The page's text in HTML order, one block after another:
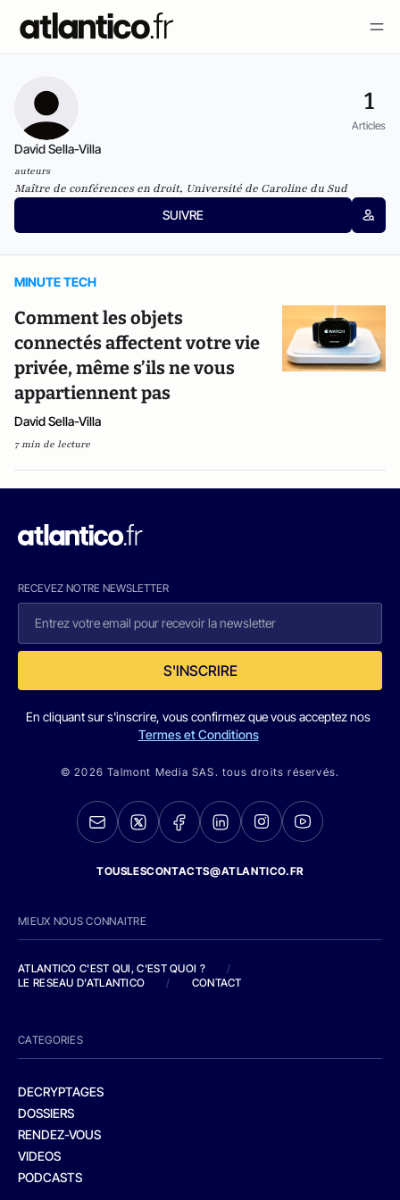
1
Articles
David Sella-Villa
auteurs
Maître de conférences en droit, Université de Caroline du Sud
SUIVRE
MINUTE TECH
Comment les objets
connectés affectent votre vie
privée, même s’ils ne vous
appartiennent pas
David Sella-Villa
7 min de lecture
RECEVEZ NOTRE NEWSLETTER
S'INSCRIRE
En cliquant sur s'inscrire, vous confirmez que vous acceptez nos
Termes et Conditions
© 2026 Talmont Media SAS. tous droits réservés.
TOUSLESCONTACTS@ATLANTICO.FR
MIEUX NOUS CONNAITRE
ATLANTICO C'EST QUI, C'EST QUOI ?
/
LE RESEAU D'ATLANTICO
/ CONTACT
CATEGORIES
DECRYPTAGES
DOSSIERS
RENDEZ-VOUS
VIDEOS
PODCASTS